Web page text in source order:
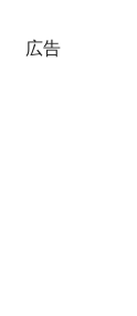
広告